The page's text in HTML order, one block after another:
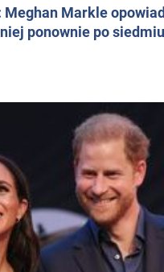
Markle
ponownie po